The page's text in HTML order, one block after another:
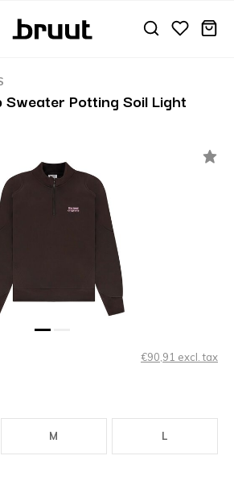
Sweater Potting Soil Light
€90,91 excl. tax
M L